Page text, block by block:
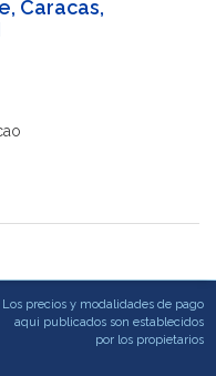
Caracas,
Los precios y modalidades de pago
aqui publicados son establecidos
por los propietarios